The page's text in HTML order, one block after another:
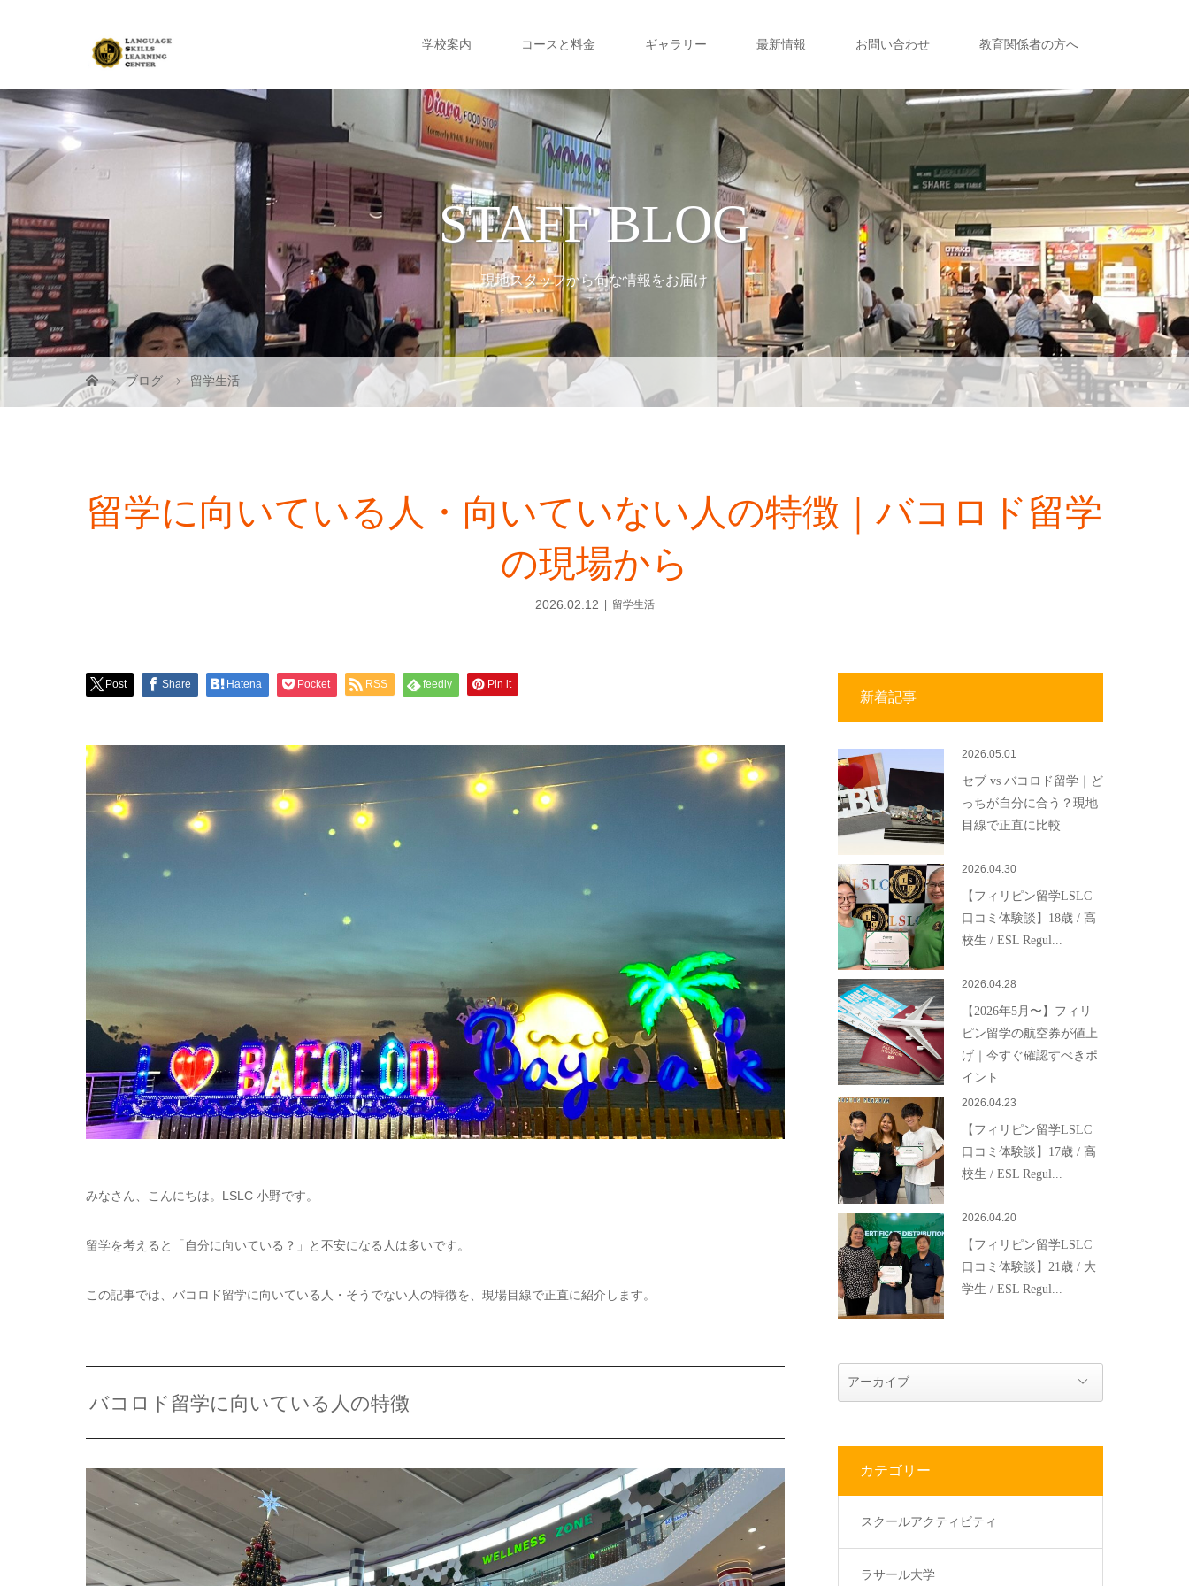
学校案内 コースと料金 ギャラリー 最新情報 お問い合わせ 教育関係者の方へ
STAFF BLOG
現地スタッフから旬な情報をお届け
ブログ 留学生活
留学に向いている人・向いていない人の特徴｜バコロド留学
の現場から
2026.02.12 留学生活
Post Share Hatena Pocket RSS feedly Pin it
みなさん、こんにちは。LSLC 小野です。
留学を考えると「自分に向いている？」と不安になる人は多いです。
この記事では、バコロド留学に向いている人・そうでない人の特徴を、現場目線で正直に紹介します。
バコロド留学に向いている人の特徴
新着記事
2026.05.01
セブ vs バコロド留学｜ど
っちが自分に合う？現地
目線で正直に比較
2026.04.30
【フィリピン留学LSLC
口コミ体験談】18歳 / 高
校生 / ESL Regul...
2026.04.28
【2026年5月〜】フィリ
ピン留学の航空券が値上
げ｜今すぐ確認すべきポ
イント
2026.04.23
【フィリピン留学LSLC
口コミ体験談】17歳 / 高
校生 / ESL Regul...
2026.04.20
【フィリピン留学LSLC
口コミ体験談】21歳 / 大
学生 / ESL Regul...
カテゴリー
スクールアクティビティ
ラサール大学